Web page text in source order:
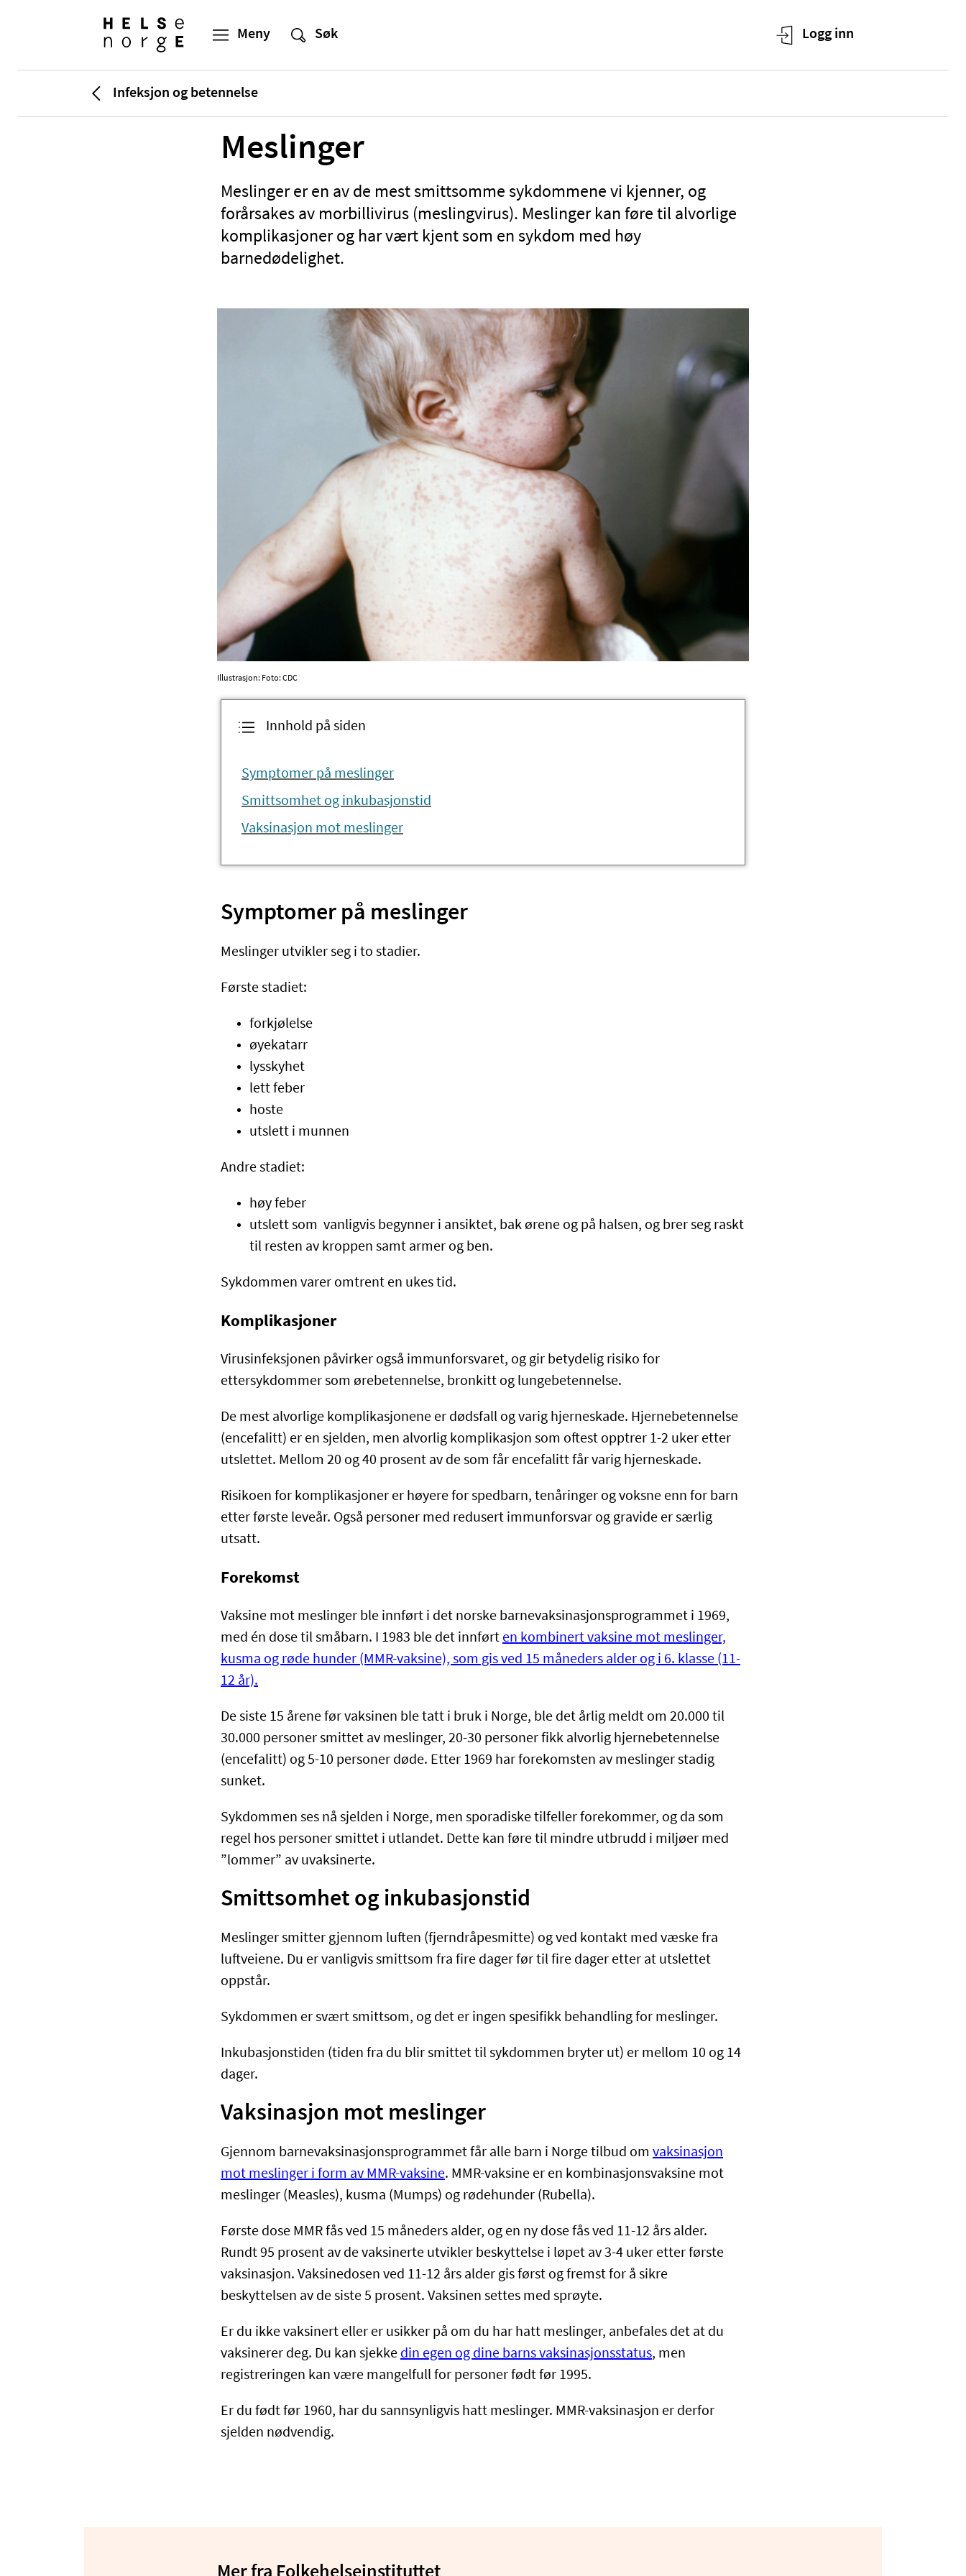
Infeksjon og betennelse
Meslinger
Meslinger er en av de mest smittsomme sykdommene vi kjenner, og
forårsakes av morbillivirus (meslingvirus). Meslinger kan føre til alvorlige
komplikasjoner og har vært kjent som en sykdom med høy
barnedødelighet.
Illustrasjon: Foto: CDC
Innhold på siden
Symptomer på meslinger
Smittsomhet og inkubasjonstid
Vaksinasjon mot meslinger
Symptomer på meslinger
Meslinger utvikler seg i to stadier.
Første stadiet:
forkjølelse
øyekatarr
lysskyhet
lett feber
hoste
utslett i munnen
Andre stadiet:
høy feber
utslett som vanligvis begynner i ansiktet, bak ørene og på halsen, og brer seg raskt
til resten av kroppen samt armer og ben.
Sykdommen varer omtrent en ukes tid.
Komplikasjoner
Virusinfeksjonen påvirker også immunforsvaret, og gir betydelig risiko for
ettersykdommer som ørebetennelse, bronkitt og lungebetennelse.
De mest alvorlige komplikasjonene er dødsfall og varig hjerneskade. Hjernebetennelse
(encefalitt) er en sjelden, men alvorlig komplikasjon som oftest opptrer 1-2 uker etter
utslettet. Mellom 20 og 40 prosent av de som får encefalitt får varig hjerneskade.
Risikoen for komplikasjoner er høyere for spedbarn, tenåringer og voksne enn for barn
etter første leveår. Også personer med redusert immunforsvar og gravide er særlig
utsatt.
Forekomst
​Vaksine mot meslinger ble innført i det norske barnevaksinasjonsprogrammet i 1969,
med én dose til småbarn. I 1983 ble det innført en kombinert vaksine mot meslinger,
kusma og røde hunder (MMR-vaksine)​, som gis ved 15 måneders alder og i 6. klasse (11-
12 år).
De siste 15 årene før vaksinen ble tatt i bruk i Norge, ble det årlig meldt om 20.000 til
30.000 personer smittet av meslinger, 20-30 personer fikk alvorlig hjernebetennelse
(encefalitt) og 5-10 personer døde. Etter 1969 har forekomsten av meslinger stadig
sunket.
Sykdommen ses nå sjelden i Norge, men sporadiske tilfeller forekommer, og da som
regel hos personer smittet i utlandet. Dette kan føre til mindre utbrudd i miljøer med
”lommer” av uvaksinerte.
Smittsomhet og inkubasjonstid
Meslinger smitter gjennom luften (fjerndråpesmitte) og ved kontakt med væske fra
luftveiene. Du er vanligvis smittsom fra fire dager før til fire dager etter at utslettet
oppstår.
Sykdommen er svært smittsom, og det er ingen spesifikk behandling for meslinger.
Inkubasjonstiden (tiden fra du blir smittet til sykdommen bryter ut) er mellom 10 og 14
dager. ​
Vaksinasjon mot meslinger
Gjennom barnevaksinasjonsprogrammet får alle barn i Norge tilbud om vaksinasjon
mot meslinger i form av MMR-vaksine​. MMR-vaksine er en kombinasjonsvaksine mot
meslinger (Measles), kusma (Mumps) og rødehunder (Rubella).
Første dose MMR fås ved 15 måneders alder, og en ny dose fås ved 11-12 års alder.
Rundt 95 prosent av de vaksinerte utvikler beskyttelse i løpet av 3-4 uker etter første
vaksinasjon. Vaksinedosen ved 11-12 års alder gis først og fremst for å sikre
beskyttelsen av de siste 5 prosent. Vaksinen settes med sprøyte.
Er du ikke vaksinert eller er usikker på om du har hatt meslinger, anbefales det at du
vaksinerer deg. Du kan sjekke din egen og dine barns vaksinasjonsstatus, men
registreringen kan være mangelfull for personer født før 1995.
Er du født før 1960, har du sannsynligvis hatt meslinger. MMR-vaksinasjon er derfor
sjelden nødvendig.​